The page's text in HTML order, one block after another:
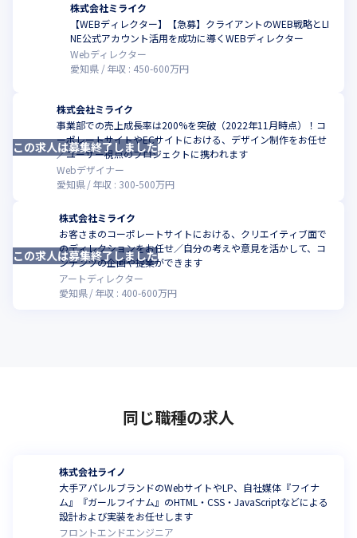
株式会社ミライク
【WEBディレクター】【急募】クライアントのWEB戦略とLI
NE公式アカウント活用を成功に導くWEBディレクター
Webディレクター
愛知県
年収 : 450-600万円
株式会社ミライク
事業部での売上成長率は200%を突破（2022年11月時点）！コ
ーポレートサイトやECサイトにおける、デザイン制作をお任せ
／ユーザー視点のプロジェクトに携われます
Webデザイナー
愛知県
年収 : 300-500万円
この求人は募集終了しました
株式会社ミライク
お客さまのコーポレートサイトにおける、クリエイティブ面で
のディレクションをお任せ／自分の考えや意見を活かして、コ
ンテンツの企画や提案ができます
アートディレクター
愛知県
年収 : 400-600万円
この求人は募集終了しました
同じ職種の求人
株式会社ライノ
大手アパレルブランドのWebサイトやLP、自社媒体『フイナ
ム』『ガールフイナム』のHTML・CSS・JavaScriptなどによる
設計および実装をお任せします
フロントエンドエンジニア